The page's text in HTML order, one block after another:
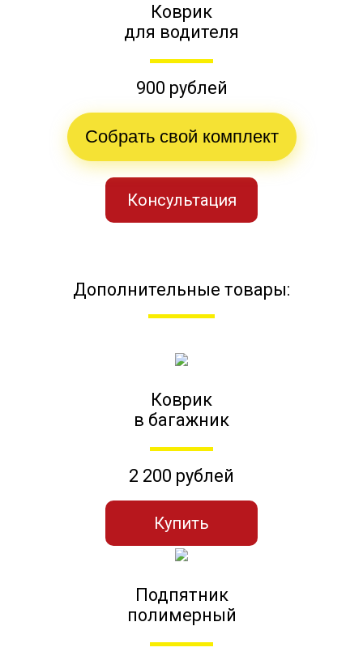
Коврик
для водителя
900 рублей
Собрать свой комплект
Консультация
Дополнительные товары:
Коврик
в багажник
2 200 рублей
Купить
Подпятник
полимерный